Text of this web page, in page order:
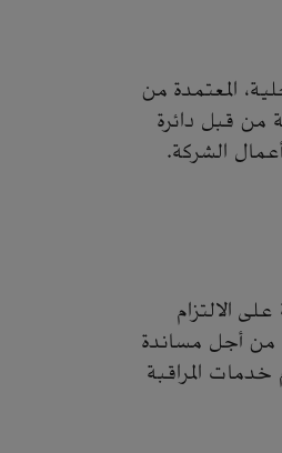
المعتمدة من
من قبل دائرة
الشركة.
الالتزام
من أجل مساندة
خدمات المراقبة